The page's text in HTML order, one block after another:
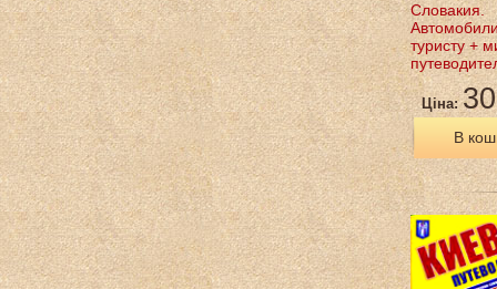
Словакия.
туристу +
Ціна:
В